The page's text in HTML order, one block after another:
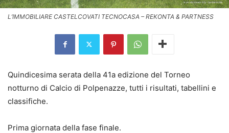
L’IMMOBILIARE CASTELCOVATI TECNOCASA – REKONTA & PARTNESS
Quindicesima serata della 41a edizione del Torneo
notturno di Calcio di Polpenazze, tutti i risultati, tabellini e
classifiche.
Prima giornata della fase finale.